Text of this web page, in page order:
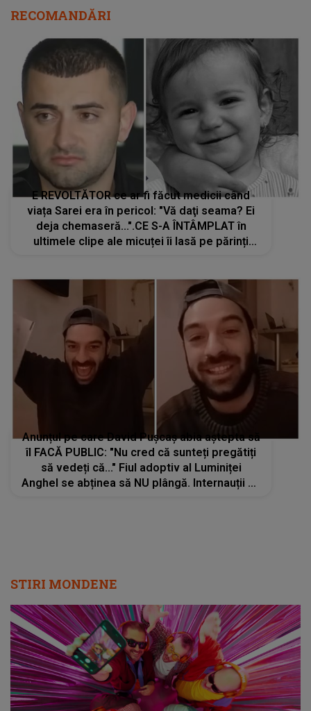
RECOMANDĂRI
E REVOLTĂTOR ce ar fi făcut medicii când
viața Sarei era în pericol: "Vă daţi seama? Ei
deja chemaseră...".CE S-A ÎNTÂMPLAT în
ultimele clipe ale micuței îi lasă pe părinți
Anunțul pe care David Pușcaș abia aștepta să
îl FACĂ PUBLIC: "Nu cred că sunteți pregătiți
să vedeți că..." Fiul adoptiv al Luminiței
Anghel se abținea să NU plângă. Internauții au
STIRI MONDENE